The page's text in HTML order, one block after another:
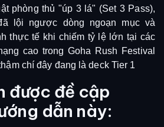
phòng thủ "úp 3 lá" (Set 3 Pass),
lội ngược dòng ngoạn mục và
thực tế khi chiếm tỷ lệ lớn tại các
cao trong Goha Rush Festival
chí đây đang là deck Tier 1
được đề cập
dẫn này: